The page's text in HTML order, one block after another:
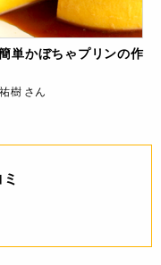
単かぼちゃプリンの作
樹 さん